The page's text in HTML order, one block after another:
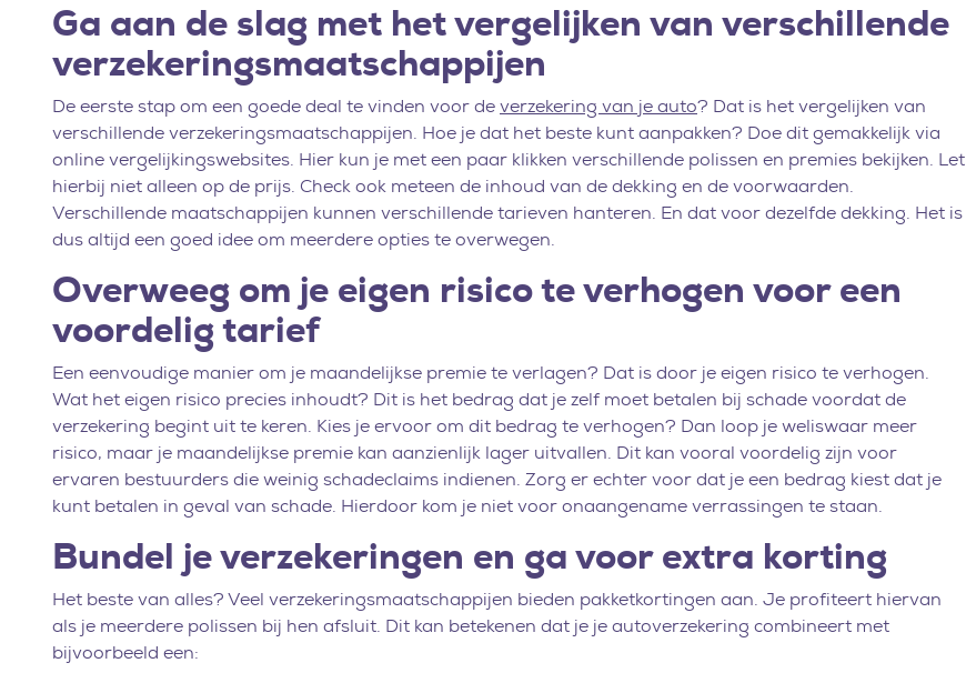
Ga aan de slag met het vergelijken van verschillende
verzekeringsmaatschappijen
De eerste stap om een goede deal te vinden voor deverzekering van je auto? Dat is het vergelijken van
verschillende verzekeringsmaatschappijen. Hoe je dat het beste kunt aanpakken? Doe dit gemakkelijk via
online vergelijkingswebsites. Hier kun je met een paar klikken verschillende polissen en premies bekijken. Let
hierbij niet alleen op de prijs. Check ook meteen de inhoud van de dekking en de voorwaarden.
Verschillende maatschappijen kunnen verschillende tarieven hanteren. En dat voor dezelfde dekking. Het is
dus altijd een goed idee om meerdere opties te overwegen.
Overweeg om je eigen risico te verhogen voor een
voordelig tarief
Een eenvoudige manier om je maandelijkse premie te verlagen? Dat is door je eigen risico te verhogen.
Wat het eigen risico precies inhoudt? Dit is het bedrag dat je zelf moet betalen bij schade voordat de
verzekering begint uit te keren. Kies je ervoor om dit bedrag te verhogen? Dan loop je weliswaar meer
risico, maar je maandelijkse premie kan aanzienlijk lager uitvallen. Dit kan vooral voordelig zijn voor
ervaren bestuurders die weinig schadeclaims indienen. Zorg er echter voor dat je een bedrag kiest dat je
kunt betalen in geval van schade. Hierdoor kom je niet voor onaangename verrassingen te staan.
Bundel je verzekeringen en ga voor extra korting
Het beste van alles? Veel verzekeringsmaatschappijen bieden pakketkortingen aan. Je profiteert hiervan
als je meerdere polissen bij hen afsluit. Dit kan betekenen dat je je autoverzekering combineert met
bijvoorbeeld een: